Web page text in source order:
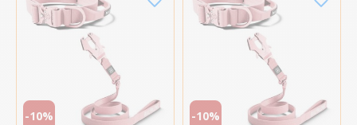
-10% -10%